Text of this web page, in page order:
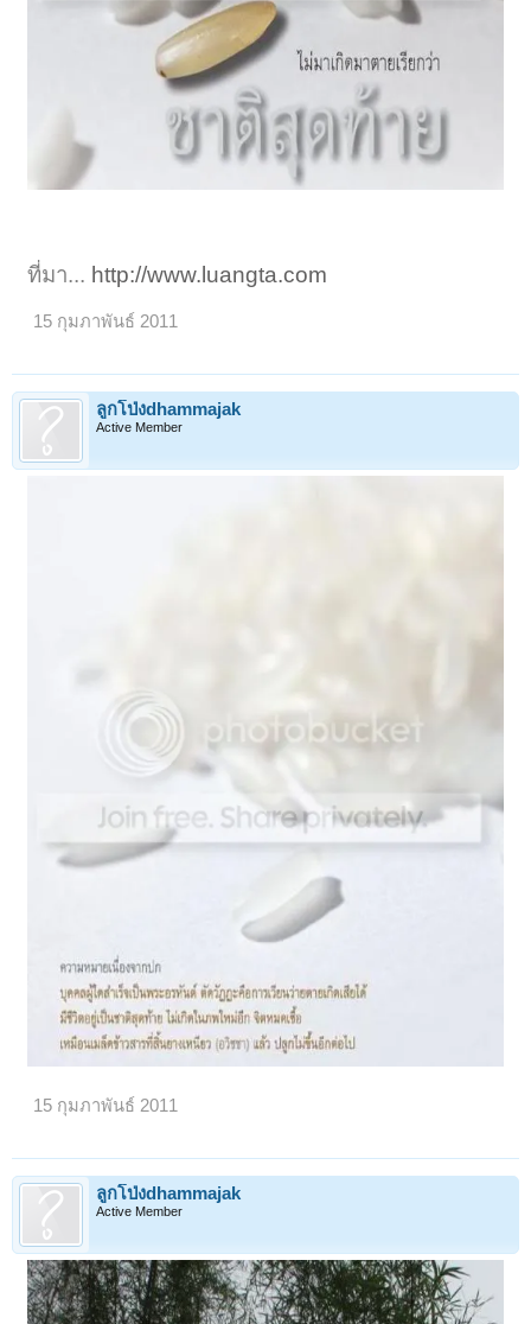
ที่มา... http://www.luangta.com
15 กุมภาพันธ์ 2011
ลูกโป่งdhammajak
Active Member
15 กุมภาพันธ์ 2011
ลูกโป่งdhammajak
Active Member